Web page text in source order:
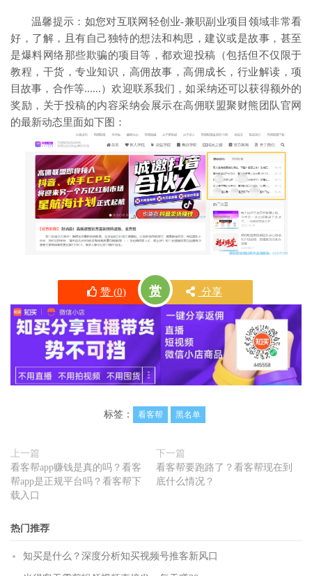
温馨提示：如您对互联网轻创业-兼职副业项目领域非常看
好，了解，且有自己独特的想法和构思，建议或是故事，甚至
是爆料网络那些欺骗的项目等，都欢迎投稿（包括但不仅限于
教程，干货，专业知识，高佣故事，高佣成长，行业解读，项
目故事，合作等......）欢迎联系我们，如采纳还可以获得额外的
奖励，关于投稿的内容采纳会展示在高佣联盟聚财熊团队官网
的最新动态里面如下图：
赞 (0) 赏 分享
标签： 看客帮 黑名单
上一篇
看客帮app赚钱是真的吗？看客
帮app是正规平台吗？看客帮下
载入口
下一篇
看客帮要跑路了？看客帮现在到
底什么情况？
热门推荐
知买是什么？深度分析知买视频号推客新风口